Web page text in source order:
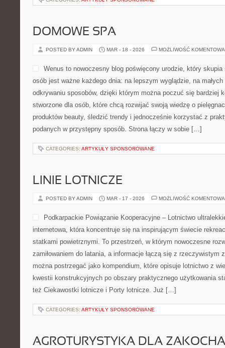
DOMOWE SPA
POSTED BY ADMIN MAR - 18 - 2026 MOŻLIWOŚĆ
Wenus to nowoczesny blog poświęcony urodzie, który
osób jest ważne każdego dnia: na lepszym wyglądzie, na
odkrywaniu sposobów, dzięki którym można poczuć się bardziej
stworzone dla osób, które chcą rozwijać swoją wiedzę o
produktów beauty, śledzić trendy i jednocześnie korzystać z
podanych w przystępny sposób. Strona łączy w sobie […]
CATEGORIES: ARTYKUŁY SPONSOROWANE
LINIE LOTNICZE
POSTED BY ADMIN MAR - 17 - 2026 MOŻLIWOŚĆ
Podkarpackie Powiązanie Kooperacyjne – Lotnictwo
internetowa, która koncentruje się na inspirującym świecie
statkami powietrznymi. To przestrzeń, w którym nowoczesne
zamiłowaniem do latania, a informacje łączą się z rzeczywistym
można postrzegać jako kompendium, które opisuje lotnictwo z
kwestii konstrukcyjnych po obszary praktycznego użytkowania
też Ciekawostki lotnicze i Porty lotnicze. Już […]
CATEGORIES: ARTYKUŁY SPONSOROWANE
AGROTURYSTYKA DLA